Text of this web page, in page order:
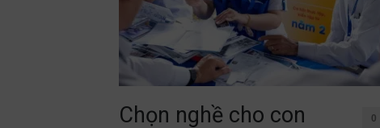
Chọn nghề cho con
0